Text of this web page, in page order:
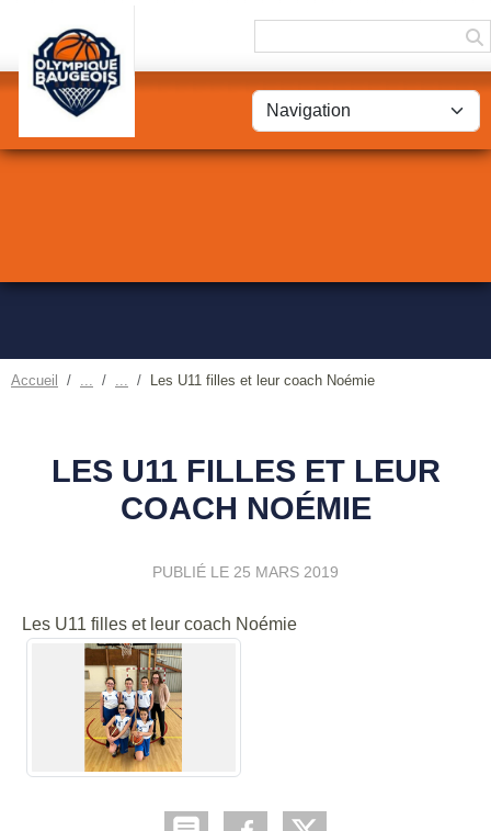
Accueil Les U11 filles et leur coach Noémie
LES U11 FILLES ET LEUR
COACH NOÉMIE
PUBLIÉ LE 25 MARS 2019
Les U11 filles et leur coach Noémie